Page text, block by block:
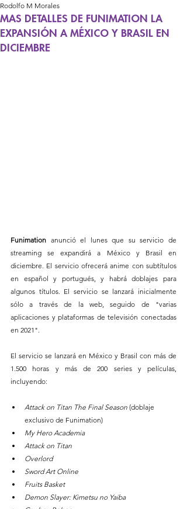
MAS DETALLES DE FUNIMATION LA
EXPANSIÓN A MÉXICO Y BRASIL EN
DICIEMBRE
Rodolfo M Morales
Funimation anunció el lunes que su servicio de
streaming se expandirá a México y Brasil en
diciembre. El servicio ofrecerá anime con subtítulos
en español y portugués, y habrá doblajes para
algunos títulos. El servicio se lanzará inicialmente
sólo a través de la web, seguido de "varias
aplicaciones y plataformas de televisión conectadas
en 2021".
El servicio se lanzará en México y Brasil con más de
1.500 horas y más de 200 series y películas,
incluyendo:
Attack on Titan The Final Season (doblaje
exclusivo de Funimation)
My Hero Academia
Attack on Titan
Overlord
Sword Art Online
Fruits Basket
Demon Slayer: Kimetsu no Yaiba